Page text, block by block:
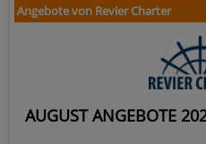
Angebote von Revier Charter
AUGUST ANGEBOTE